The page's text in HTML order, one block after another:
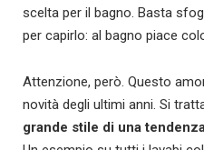
scelta per il bagno. Basta
per capirlo: al bagno piace
Attenzione, però. Questo
novità degli ultimi anni. Si
grande stile di una